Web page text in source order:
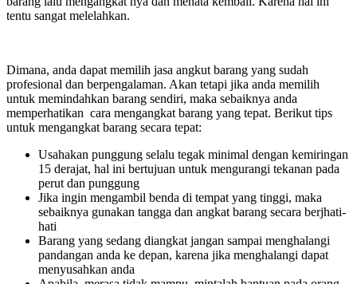
tentu sangat melelahkan.
Dimana, anda dapat memilih jasa angkut barang yang sudah
profesional dan berpengalaman. Akan tetapi jika anda memilih
untuk memindahkan barang sendiri, maka sebaiknya anda
memperhatikan cara mengangkat barang yang tepat. Berikut tips
untuk mengangkat barang secara tepat:
Usahakan punggung selalu tegak minimal dengan kemiringan
15 derajat, hal ini bertujuan untuk mengurangi tekanan pada
perut dan punggung
Jika ingin mengambil benda di tempat yang tinggi, maka
sebaiknya gunakan tangga dan angkat barang secara berjhati-
hati
Barang yang sedang diangkat jangan sampai menghalangi
pandangan anda ke depan, karena jika menghalangi dapat
menyusahkan anda